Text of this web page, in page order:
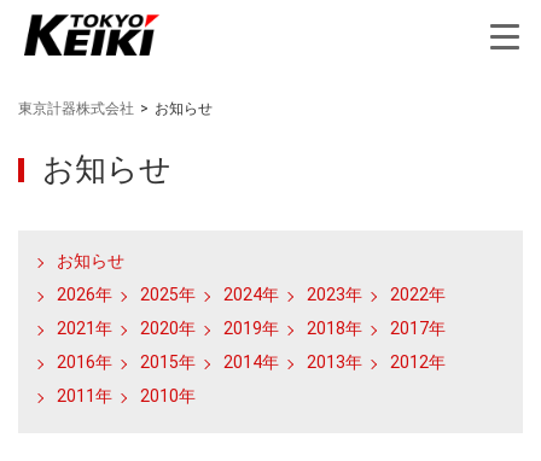
東京計器株式会社 > お知らせ
お知らせ
お知らせ
2026年
2025年 2024年 2023年
2022年
2021年
2020年 2019年 2018年
2017年
2016年
2015年 2014年 2013年
2012年
2011年
2010年